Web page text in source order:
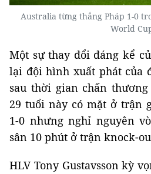
Australia từng thắng Pháp 1-0
World
Một sự thay đổi đáng kể
lại đội hình xuất phát của
sau thời gian chấn
29 tuổi này có mặt ở trận
1-0 nhưng nghỉ nguyên
sân 10 phút ở trận knock-
HLV Tony Gustavsson kỳ